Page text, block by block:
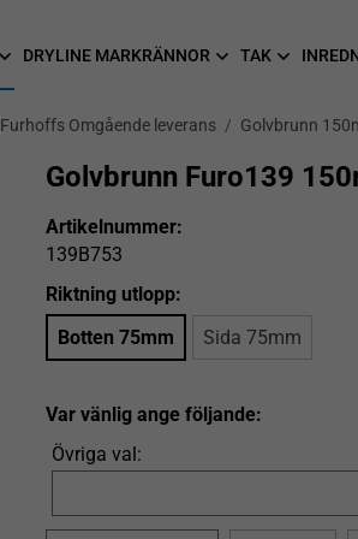
DRYLINE MARKRÄNNOR TAK
Furhoffs Omgående leverans / Golvbrunn
Golvbrunn Furo139
Artikelnummer:
139B753
Riktning utlopp:
Botten 75mm
Sida 75mm
Var vänlig ange följande:
Övriga val: